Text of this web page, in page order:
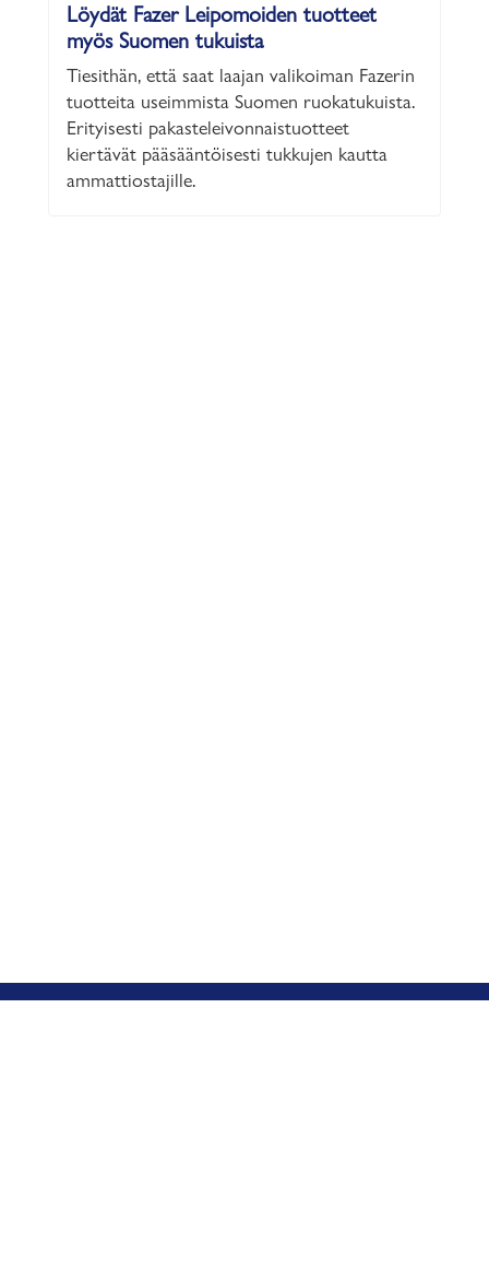
Löydät Fazer Leipomoiden tuotteet
myös Suomen tukuista
Tiesithän, että saat laajan valikoiman Fazerin
tuotteita useimmista Suomen ruokatukuista.
Erityisesti pakasteleivonnaistuotteet
kiertävät pääsääntöisesti tukkujen kautta
ammattiostajille.